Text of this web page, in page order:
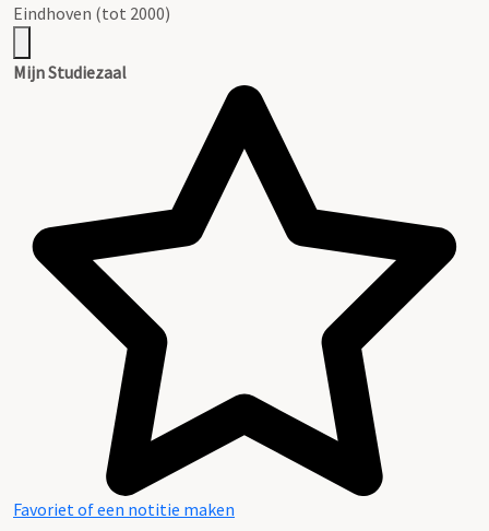
Eindhoven (tot 2000)
Mijn Studiezaal
Favoriet of een notitie maken